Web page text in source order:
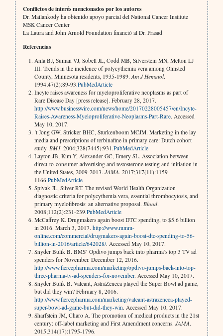
Conflictos de interés mencionados por los autores
Dr. Mailankody ha obtenido apoyo parcial del National Cancer Institute
MSK Cancer Center
La Laura and John Arnold Foundation financió al Dr. Prasad
Referencias
Anía BJ, Suman VJ, Sobell JL, Codd MB, Silverstein MN, Melton LJ
III. Trends in the incidence of polycythemia vera among Olmsted
County, Minnesota residents, 1935-1989.Am J Hematol.
1994;47(2):89-93.PubMedArticle
Incyte raises awareness for myeloproliferative neoplasms as part of
Rare Disease Day [press release]. February 28, 2017.
http://www.businesswire.com/news/home/20170228005457/en/Incyte-
Raises-Awareness-Myeloproliferative-Neoplasms-Part-Rare. Accessed
May 10, 2017.
’t Jong GW, Stricker BHC, Sturkenboom MCJM. Marketing in the lay
media and prescriptions of terbinafine in primary care: Dutch cohort
study. BMJ. 2004;328(7445):931.PubMedArticle
Layton JB, Kim Y, Alexander GC, Emery SL. Association between
direct-to-consumer advertising and testosterone testing and initiation in
the United States, 2009-2013. JAMA. 2017;317(11):1159-
1166.PubMedArticle
Spivak JL, Silver RT. The revised World Health Organization
diagnostic criteria for polycythemia vera, essential thrombocytosis, and
primary myelofibrosis: an alternative proposal. Blood.
2008;112(2):231-239.PubMedArticle
McCaffrey K. Drugmakers again boost DTC spending, to $5.6 billion
in 2016. March 3, 2017. http://www.mmm-
online.com/commercial/drugmakers-again-boost-dtc-spending-to-56-
billion-in-2016/article/642028/. Accessed May 10, 2017.
Snyder Bulik B. BMS’ Opdivo jumps back into pharma’s top 3 TV ad
spenders for November. December 12, 2016.
http://www.fiercepharma.com/marketing/opdivo-jumps-back-into-top-
three-pharma-tv-ad-spenders-for-november. Accessed May 10, 2017.
Snyder Bulik B. Valeant, AstraZeneca played the Super Bowl ad game,
but did they win? February 8, 2016.
http://www.fiercepharma.com/marketing/valeant-astrazeneca-played-
super-bowl-ad-game-but-did-they-win. Accessed May 10, 2017.
Sharfstein JM, Charo A. The promotion of medical products in the 21st
century: off-label marketing and First Amendment concerns. JAMA.
2015;314(17):1795-1796.